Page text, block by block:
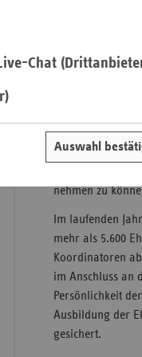
Chat
Auswahl
ehrenamtlichen
Erwachsene und
102 Familien mit
nehmen zu
Im laufenden
mehr als 5.600
Koordinatoren
im Anschluss an
Persönlichkeit
Ausbildung der
gesichert.